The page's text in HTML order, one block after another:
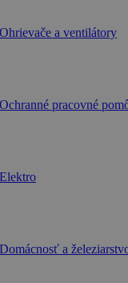
Ohrievače a ventilátory
Ochranné pracovné
Elektro
Domácnosť a